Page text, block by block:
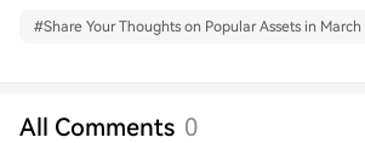
#Share Your Thoughts on Popular Assets in March
All Comments 0